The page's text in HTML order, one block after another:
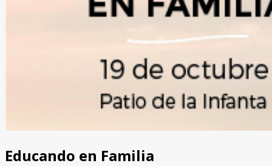
Educando en Familia